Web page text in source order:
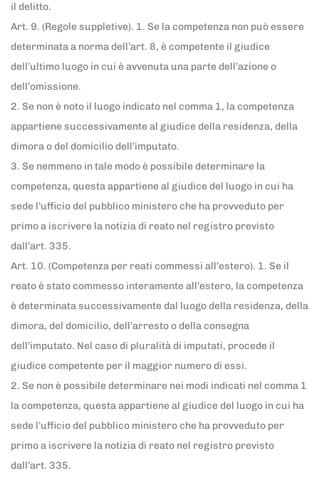
il delitto.
Art. 9. (Regole suppletive). 1. Se la competenza non può essere
determinata a norma dell’art. 8, è competente il giudice
dell’ultimo luogo in cui è avvenuta una parte dell’azione o
dell’omissione.
2. Se non è noto il luogo indicato nel comma 1, la competenza
appartiene successivamente al giudice della residenza, della
dimora o del domicilio dell’imputato.
3. Se nemmeno in tale modo è possibile determinare la
competenza, questa appartiene al giudice del luogo in cui ha
sede l’ufficio del pubblico ministero che ha provveduto per
primo a iscrivere la notizia di reato nel registro previsto
dall’art. 335.
Art. 10. (Competenza per reati commessi all’estero). 1. Se il
reato è stato commesso interamente all’estero, la competenza
è determinata successivamente dal luogo della residenza, della
dimora, del domicilio, dell’arresto o della consegna
dell’imputato. Nel caso di pluralità di imputati, procede il
giudice competente per il maggior numero di essi.
2. Se non è possibile determinare nei modi indicati nel comma 1
la competenza, questa appartiene al giudice del luogo in cui ha
sede l’ufficio del pubblico ministero che ha provveduto per
primo a iscrivere la notizia di reato nel registro previsto
dall’art. 335.